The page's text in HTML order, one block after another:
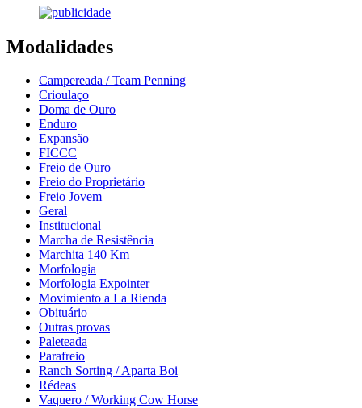
Modalidades
Campereada / Team Penning
Crioulaço
Doma de Ouro
Enduro
Expansão
FICCC
Freio de Ouro
Freio do Proprietário
Freio Jovem
Geral
Institucional
Marcha de Resistência
Marchita 140 Km
Morfologia
Morfologia Expointer
Movimiento a La Rienda
Obituário
Outras provas
Paleteada
Parafreio
Ranch Sorting / Aparta Boi
Rédeas
Vaquero / Working Cow Horse